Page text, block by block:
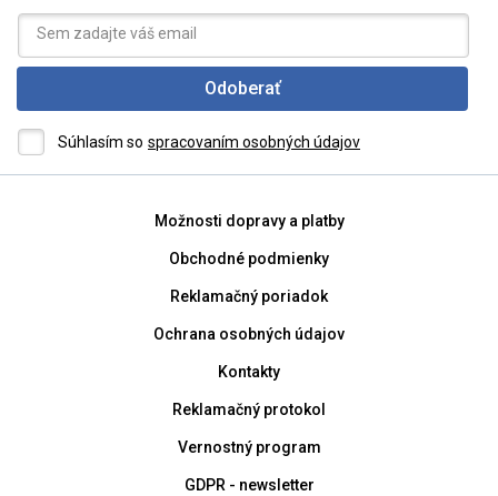
Odoberať
Súhlasím so spracovaním osobných údajov
Možnosti dopravy a platby
Obchodné podmienky
Reklamačný poriadok
Ochrana osobných údajov
Kontakty
Reklamačný protokol
Vernostný program
GDPR - newsletter